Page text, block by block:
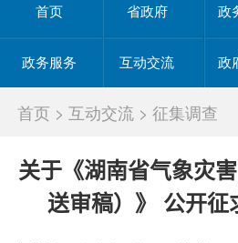
首页 省政府 政
政务服务 互动交流 政
首页 > 互动交流> 征集调查